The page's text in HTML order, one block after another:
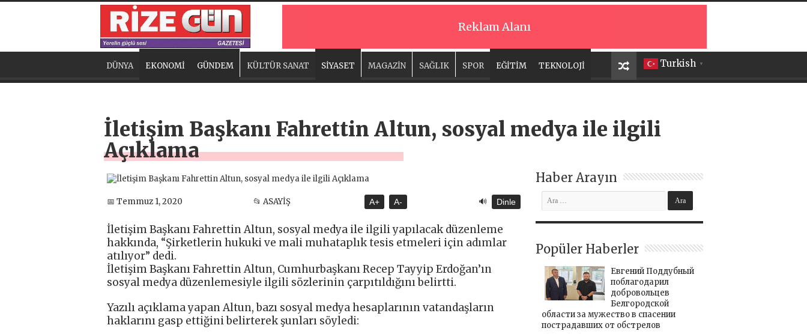
Reklam Alanı
Turkish ▼
DÜNYA EKONOMİ GÜNDEM KÜLTÜR SANAT SİYASET MAGAZİN SAĞLIK SPOR EĞİTİM TEKNOLOJİ
İletişim Başkanı Fahrettin Altun, sosyal medya ile ilgili
Açıklama
📅 Temmuz 1, 2020 📂 ASAYİŞ A+ A- 🔊 Dinle
İletişim Başkanı Fahrettin Altun, sosyal medya ile ilgili yapılacak düzenleme
hakkında, “Şirketlerin hukuki ve mali muhataplık tesis etmeleri için adımlar
atılıyor” dedi.
İletişim Başkanı Fahrettin Altun, Cumhurbaşkanı Recep Tayyip Erdoğan’ın
sosyal medya düzenlemesiyle ilgili sözlerinin çarpıtıldığını belirtti.
Yazılı açıklama yapan Altun, bazı sosyal medya hesaplarının vatandaşların
haklarını gasp ettiğini belirterek şunları söyledi:
Haber Arayın
Popüler Haberler
Евгений Поддубный
поблагодарил
добровольцев
Белгородской
области за мужество в спасении
пострадавших от обстрелов